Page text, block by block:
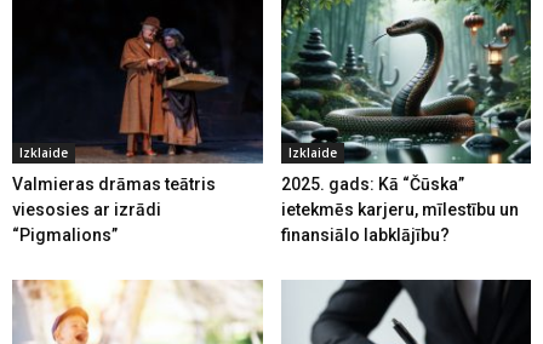
Izklaide
Valmieras drāmas teātris
viesosies ar izrādi
“Pigmalions”
Izklaide
2025. gads: Kā “Čūska”
ietekmēs karjeru, mīlestību un
finansiālo labklājību?